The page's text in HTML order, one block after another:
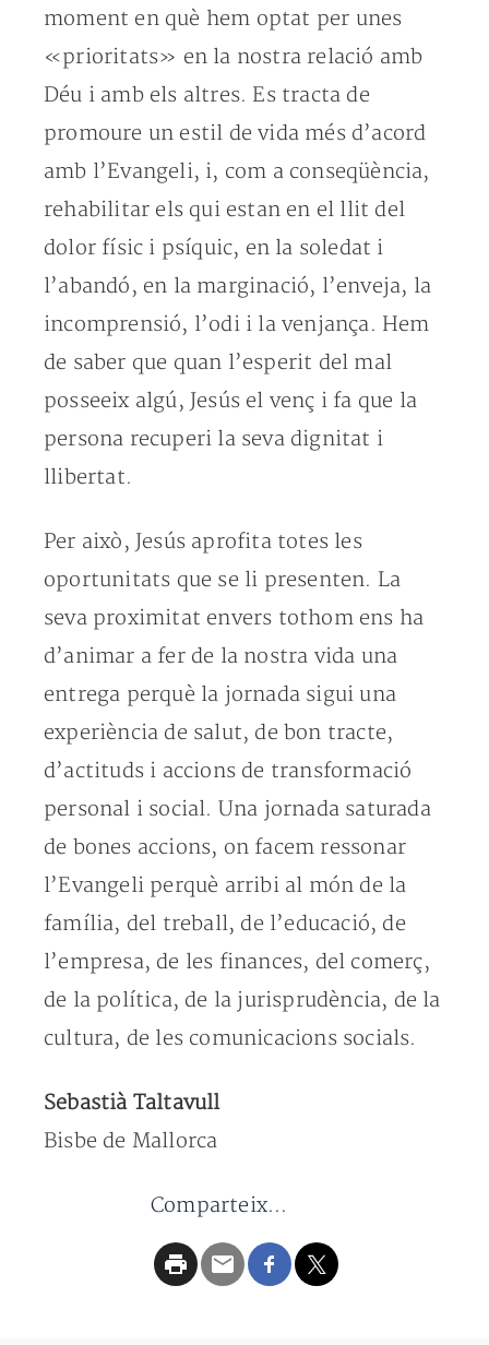
moment en què hem optat per unes
«prioritats» en la nostra relació amb
Déu i amb els altres. Es tracta de
promoure un estil de vida més d’acord
amb l’Evangeli, i, com a conseqüència,
rehabilitar els qui estan en el llit del
dolor físic i psíquic, en la soledat i
l’abandó, en la marginació, l’enveja, la
incomprensió, l’odi i la venjança. Hem
de saber que quan l’esperit del mal
posseeix algú, Jesús el venç i fa que la
persona recuperi la seva dignitat i
llibertat.
Per això, Jesús aprofita totes les
oportunitats que se li presenten. La
seva proximitat envers tothom ens ha
d’animar a fer de la nostra vida una
entrega perquè la jornada sigui una
experiència de salut, de bon tracte,
d’actituds i accions de transformació
personal i social. Una jornada saturada
de bones accions, on facem ressonar
l’Evangeli perquè arribi al món de la
família, del treball, de l’educació, de
l’empresa, de les finances, del comerç,
de la política, de la jurisprudència, de la
cultura, de les comunicacions socials.
Sebastià Taltavull
Bisbe de Mallorca
Comparteix...